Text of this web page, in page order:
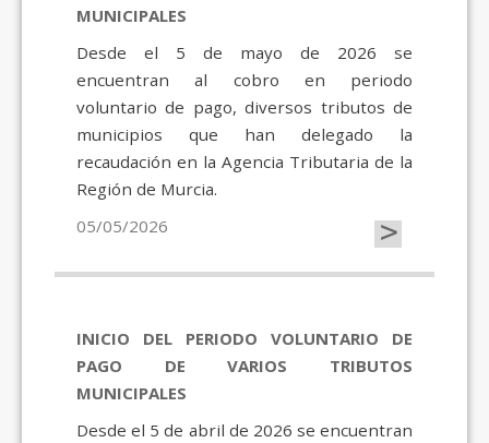
MUNICIPALES
Desde el 5 de mayo de 2026 se
encuentran al cobro en periodo
voluntario de pago, diversos tributos de
municipios que han delegado la
recaudación en la Agencia Tributaria de la
Región de Murcia.
05/05/2026
>
INICIO DEL PERIODO VOLUNTARIO DE
PAGO DE VARIOS TRIBUTOS
MUNICIPALES
Desde el 5 de abril de 2026 se encuentran